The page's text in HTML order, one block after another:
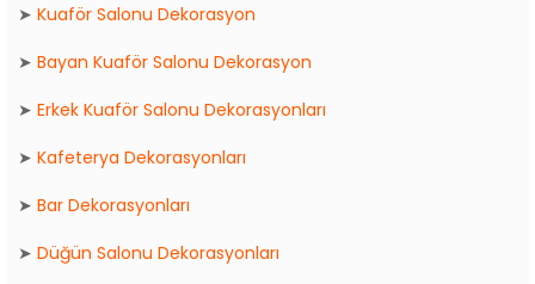
➤ Kuaför Salonu Dekorasyon
➤ Bayan Kuaför Salonu Dekorasyon
➤ Erkek Kuaför Salonu Dekorasyonları
➤ Kafeterya Dekorasyonları
➤ Bar Dekorasyonları
➤ Düğün Salonu Dekorasyonları